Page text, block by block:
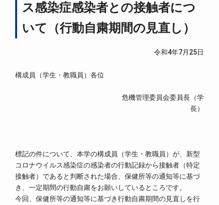
ス感染症感染者との接触者につ
いて（行動自粛期間の見直し）
令和4年7月25日
構成員（学生・教職員）各位
危機管理委員会委員長（学
長）
標記の件について、本学の構成員（学生・教職員）が、新型
コロナウイルス感染症の感染者の行動記録から接触者（特定
接触者）であると判断された場合、保健所等の通知等に基づ
き、一定期間の行動自粛をお願いしているところです。
今回、保健所等の通知等に基づき行動自粛期間の見直しを行